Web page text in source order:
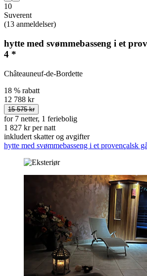
10
Suverent
(13 anmeldelser)
hytte med svømmebasseng i et
4 *
Châteauneuf-de-Bordette
18 % rabatt
12 788 kr
15 575 kr
for 7 netter, 1 feriebolig
1 827 kr per natt
inkludert skatter og avgifter
hytte med svømmebasseng i et provençalsk